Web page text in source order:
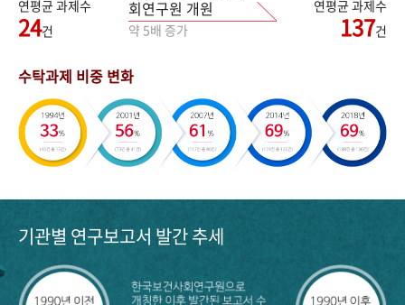
연평균 과제수
24건
회연구원 개원
약 5배 증가
연평균 과제수
137건
수탁과제 비중 변화
기관별 연구보고서 발간 추세